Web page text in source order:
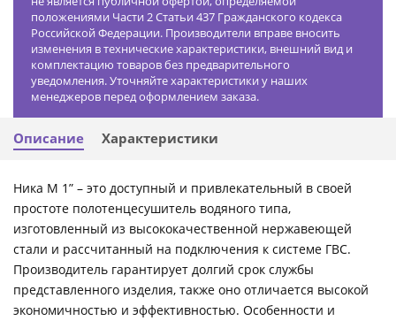
положениями Части 2 Статьи 437 Гражданского кодекса
Российской Федерации. Производители вправе вносить
изменения в технические характеристики, внешний вид и
комплектацию товаров без предварительного
уведомления. Уточняйте характеристики у наших
менеджеров перед оформлением заказа.
Описание Характеристики
Ника М 1” – это доступный и привлекательный в своей
простоте полотенцесушитель водяного типа,
изготовленный из высококачественной нержавеющей
стали и рассчитанный на подключения к системе ГВС.
Производитель гарантирует долгий срок службы
представленного изделия, также оно отличается высокой
экономичностью и эффективностью. Особенности и